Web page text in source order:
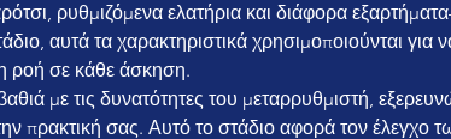
ρυθμιζόμενα ελατήρια και διάφορα
αυτά τα χαρακτηριστικά χρησιμοποιούνται για
ροή σε κάθε άσκηση.
πρακτική σας. Αυτό το στάδιο αφορά τον